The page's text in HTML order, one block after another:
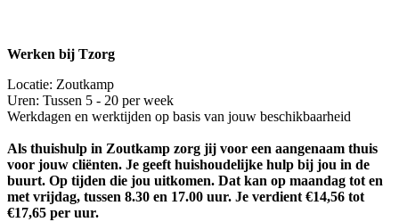
Werken bij Tzorg
Locatie: Zoutkamp
Uren: Tussen 5 - 20 per week
Werkdagen en werktijden op basis van jouw beschikbaarheid
Als thuishulp in Zoutkamp zorg jij voor een aangenaam thuis
voor jouw cliënten. Je geeft huishoudelijke hulp bij jou in de
buurt. Op tijden die jou uitkomen. Dat kan op maandag tot en
met vrijdag, tussen 8.30 en 17.00 uur. Je verdient €14,56 tot
€17,65 per uur.